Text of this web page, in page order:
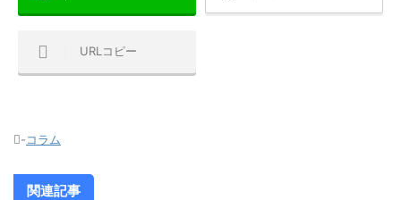
URLコピー
-コラム
関連記事